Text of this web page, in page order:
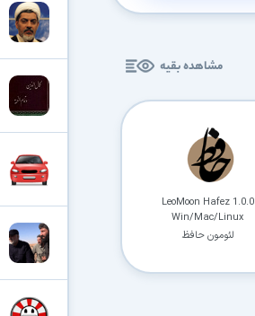
مشاهده بقیه
LeoMoon Hafez 1.0.0
Win/Mac/Linux
لئومون حافظ